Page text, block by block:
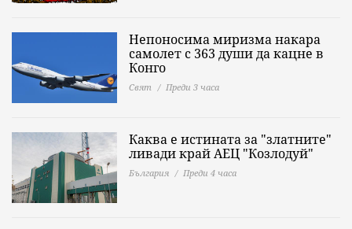
Непоносима миризма накара
самолет с 363 души да кацне в
Конго
Свят Преди 3 часа
Каква е истината за "златните"
ливади край АЕЦ "Козлодуй"
България Преди 4 часа